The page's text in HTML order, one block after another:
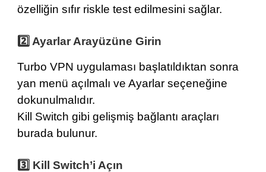
özelliğin sıfır riskle test edilmesini sağlar.
2️⃣ Ayarlar Arayüzüne Girin
Turbo VPN uygulaması başlatıldıktan sonra
yan menü açılmalı ve Ayarlar seçeneğine
dokunulmalıdır.
Kill Switch gibi gelişmiş bağlantı araçları
burada bulunur.
3️⃣ Kill Switch’i Açın